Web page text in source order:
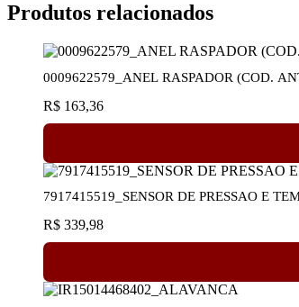
Produtos relacionados
0009622579_ANEL RASPADOR (COD.
R$ 163,36
R$ 339,98